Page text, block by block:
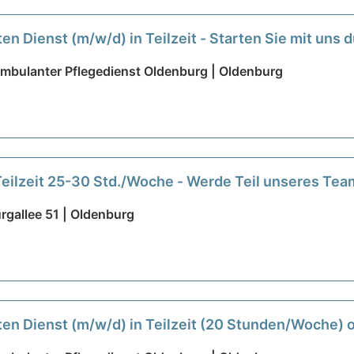
Dienst (m/w/d) in Teilzeit - Starten Sie mit uns
Pflegedienst Oldenburg | Oldenburg
25-30 Std./Woche - Werde Teil unseres
51 | Oldenburg
Dienst (m/w/d) in Teilzeit (20 Stunden/Woche)